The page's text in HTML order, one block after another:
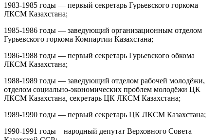
1983-1985 годы — первый секретарь Гурьевского горкома
ЛКСМ Казахстана;
1985-1986 годы — заведующий организационным отделом
Гурьевского горкома Компартии Казахстана;
1986-1988 годы — первый секретарь Гурьевского обкома
ЛКСМ Казахстана;
1988-1989 годы — заведующий отделом рабочей молодёжи,
отделом социально-экономических проблем молодёжи ЦК
ЛКСМ Казахстана, секретарь ЦК ЛКСМ Казахстана;
1989-1990 годы — первый секретарь ЦК ЛКСМ Казахстана;
1990-1991 годы – народный депутат Верховного Совета